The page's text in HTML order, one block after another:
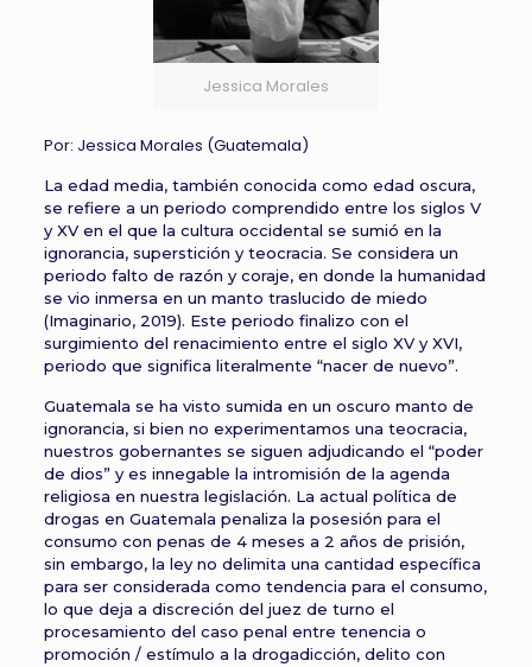
Jessica Morales
Por: Jessica Morales (Guatemala)
La edad media, también conocida como edad oscura,
se refiere a un periodo comprendido entre los siglos V
y XV en el que la cultura occidental se sumió en la
ignorancia, superstición y teocracia. Se considera un
periodo falto de razón y coraje, en donde la humanidad
se vio inmersa en un manto traslucido de miedo
(Imaginario, 2019). Este periodo finalizo con el
surgimiento del renacimiento entre el siglo XV y XVI,
periodo que significa literalmente “nacer de nuevo”.
Guatemala se ha visto sumida en un oscuro manto de
ignorancia, si bien no experimentamos una teocracia,
nuestros gobernantes se siguen adjudicando el “poder
de dios” y es innegable la intromisión de la agenda
religiosa en nuestra legislación. La actual política de
drogas en Guatemala penaliza la posesión para el
consumo con penas de 4 meses a 2 años de prisión,
sin embargo, la ley no delimita una cantidad específica
para ser considerada como tendencia para el consumo,
lo que deja a discreción del juez de turno el
procesamiento del caso penal entre tenencia o
promoción / estímulo a la drogadicción, delito con